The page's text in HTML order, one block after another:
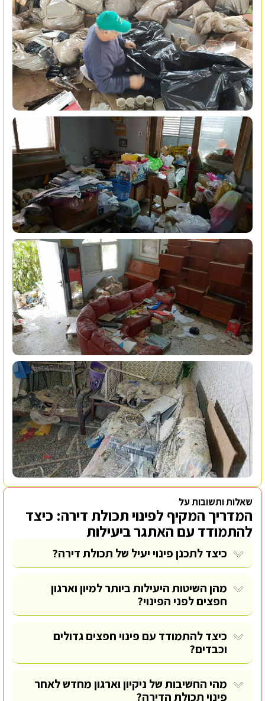
שאלות ותשובות על
המדריך המקיף לפינוי תכולת דירה: כיצד
להתמודד עם האתגר ביעילות
כיצד לתכנן פינוי יעיל של תכולת דירה?
מהן השיטות היעילות ביותר למיון וארגון
חפצים לפני הפינוי?
כיצד להתמודד עם פינוי חפצים גדולים
וכבדים?
מהי החשיבות של ניקיון וארגון מחדש לאחר
פינוי תכולת הדירה?